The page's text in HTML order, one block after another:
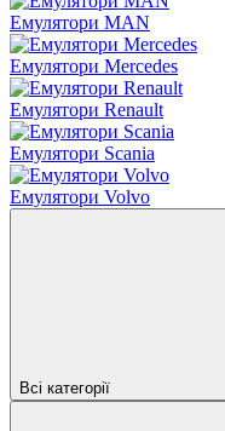
Емулятори MAN
Емулятори Mercedes
Емулятори Renault
Емулятори Scania
Емулятори Volvo
Всі категорії